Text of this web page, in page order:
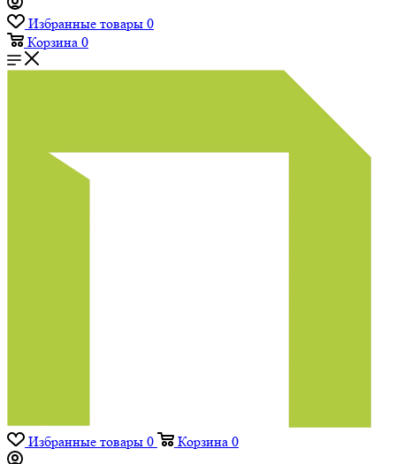
Избранные товары 0
Корзина 0
Избранные товары 0 Корзина 0